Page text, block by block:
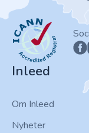
ICANN
Inleed
Om Inleed
Nyheter